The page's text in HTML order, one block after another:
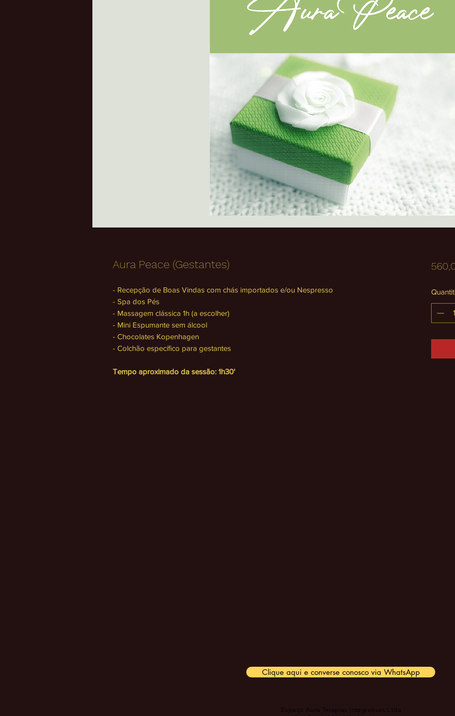
Aura Peace (Gestantes)
- Recepção de Boas Vindas com chás importados e/ou Nespresso
- Spa dos Pés
- Massagem clássica 1h (a escolher)
- Mini Espumante sem álcool
- Chocolates Kopenhagen
- Colchão específico para gestantes
Tempo aproximado da sessão: 1h30'
Clique aqui e converse conosco via WhatsApp
Espaço Aura Terapias Inte grativas Ltda